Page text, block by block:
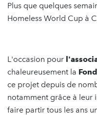
Plus que quelques
Homeless World Cup à
L'occasion pour
chaleureusement la
ce projet depuis de
notamment grâce à leur
faire partir tous les ans